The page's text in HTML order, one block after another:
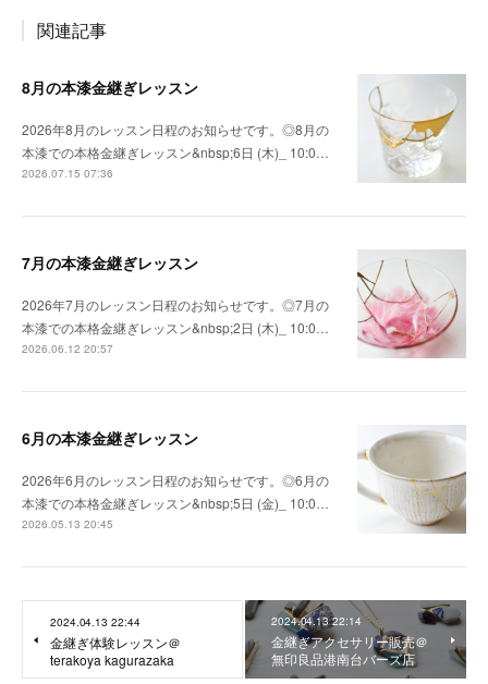
関連記事
8月の本漆金継ぎレッスン
2026年8月のレッスン日程のお知らせです。◎8月の
本漆での本格金継ぎレッスン&nbsp;6日 (木)_ 10:0…
2026.07.15 07:36
7月の本漆金継ぎレッスン
2026年7月のレッスン日程のお知らせです。◎7月の
本漆での本格金継ぎレッスン&nbsp;2日 (木)_ 10:0…
2026.06.12 20:57
6月の本漆金継ぎレッスン
2026年6月のレッスン日程のお知らせです。◎6月の
本漆での本格金継ぎレッスン&nbsp;5日 (金)_ 10:0…
2026.05.13 20:45
2024.04.13 22:44
金継ぎ体験レッスン＠
terakoya kagurazaka
2024.04.13 22:14
金継ぎアクセサリー販売＠
無印良品港南台バーズ店